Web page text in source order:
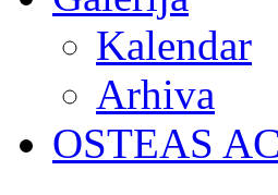
Kalendar
Arhiva
OSTEAS